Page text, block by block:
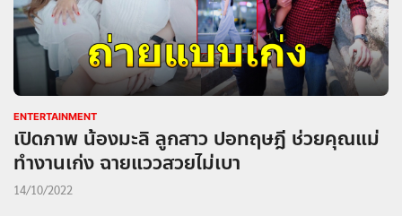
ENTERTAINMENT
เปิดภาพ น้องมะลิ ลูกสาว ปอทฤษฎี ช่วยคุณแม่
ทำงานเก่ง ฉายแววสวยไม่เบา
14/10/2022